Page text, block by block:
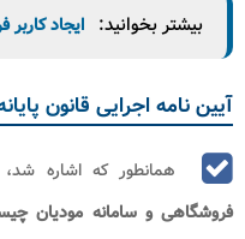
بیشتر بخوانید: ایجاد
آیین نامه اجرایی قانون
همانطور که اشاره
فروشگاهی و سامانه مودیان